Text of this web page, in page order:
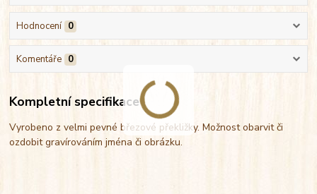
Hodnocení 0
Komentáře 0
Kompletní specifikace
Vyrobeno z velmi pevné březové překližky. Možnost obarvit či
ozdobit gravírováním jména či obrázku.